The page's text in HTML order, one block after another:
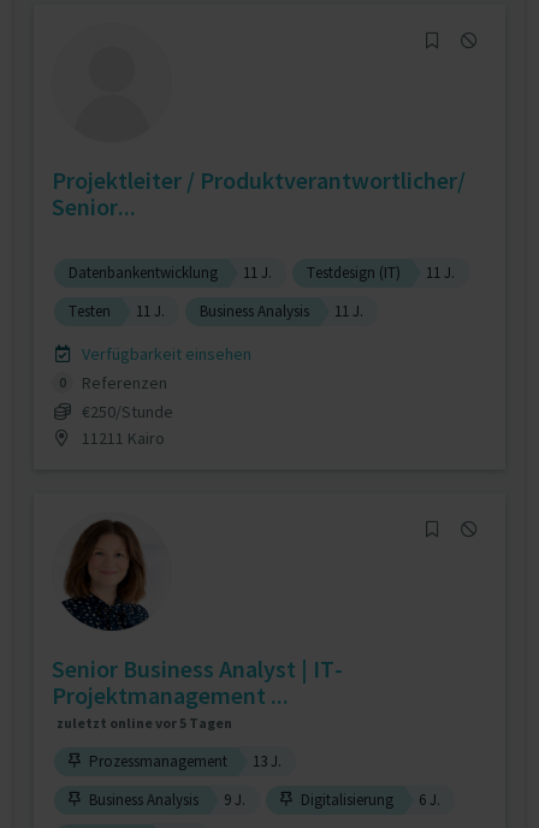
Projektleiter / Produktverantwortlicher/
Senior...
Datenbankentwicklung 11 J. Testdesign (IT)
11 J.
Testen
11 J. Business Analysis 11 J.
Verfügbarkeit einsehen
0
Referenzen
€250/Stunde
11211 Kairo
Senior Business Analyst | IT-
Projektmanagement ...
zuletzt online vor 5 Tagen
Prozessmanagement
13 J.
Business Analysis
9 J. Digitalisierung 6 J.